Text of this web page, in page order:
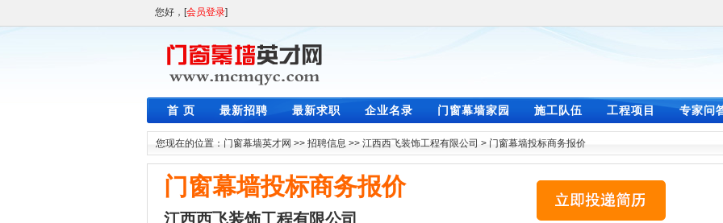
您好，[会员登录]
首 页 最新招聘 最新求职 企业名录 门窗幕墙家园 施工队伍 工程项目 专家问
您现在的位置： 门窗幕墙英才网 >> 招聘信息 >> 江西西飞装饰工程有限公司 > 门窗幕墙投标商务报价
门窗幕墙投标商务报价
江西西飞装饰工程有限公司